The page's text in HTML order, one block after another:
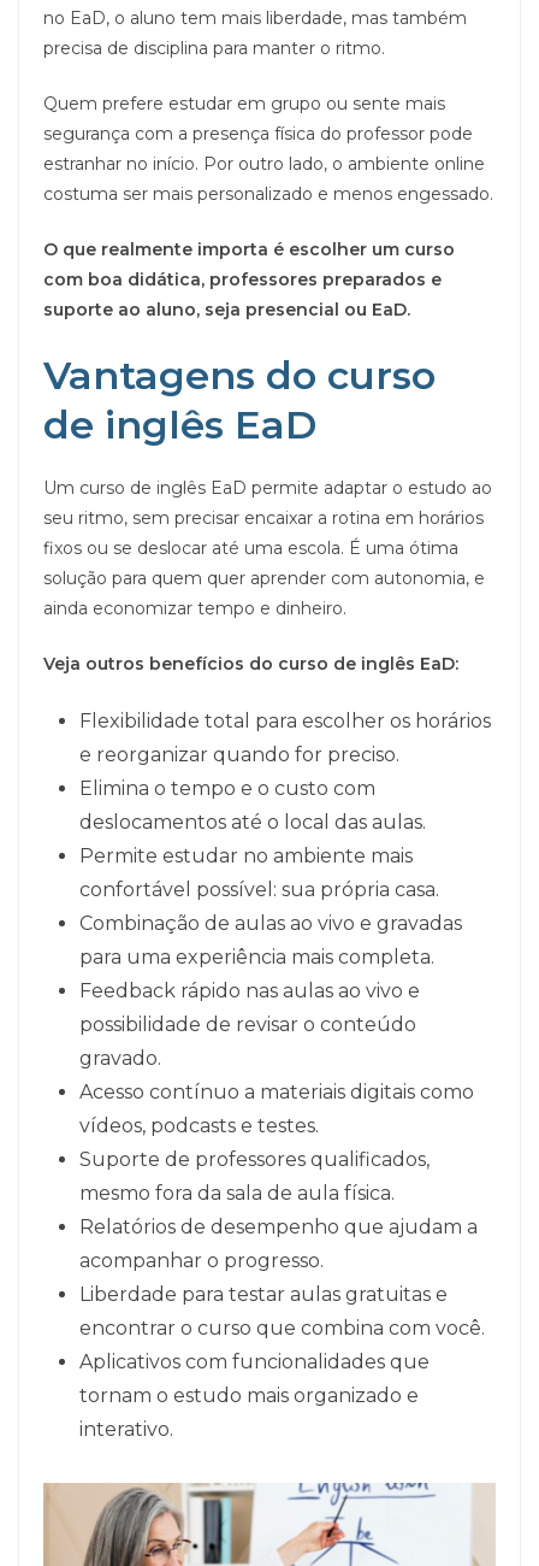
no EaD, o aluno tem mais liberdade, mas também
precisa de disciplina para manter o ritmo.
Quem prefere estudar em grupo ou sente mais
segurança com a presença física do professor pode
estranhar no início. Por outro lado, o ambiente online
costuma ser mais personalizado e menos engessado.
O que realmente importa é escolher um curso
com boa didática, professores preparados e
suporte ao aluno, seja presencial ou EaD.
Vantagens do curso
de inglês EaD
Um curso de inglês EaD permite adaptar o estudo ao
seu ritmo, sem precisar encaixar a rotina em horários
fixos ou se deslocar até uma escola. É uma ótima
solução para quem quer aprender com autonomia, e
ainda economizar tempo e dinheiro.
Veja outros benefícios do curso de inglês EaD:
Flexibilidade total para escolher os horários
e reorganizar quando for preciso.
Elimina o tempo e o custo com
deslocamentos até o local das aulas.
Permite estudar no ambiente mais
confortável possível: sua própria casa.
Combinação de aulas ao vivo e gravadas
para uma experiência mais completa.
Feedback rápido nas aulas ao vivo e
possibilidade de revisar o conteúdo
gravado.
Acesso contínuo a materiais digitais como
vídeos, podcasts e testes.
Suporte de professores qualificados,
mesmo fora da sala de aula física.
Relatórios de desempenho que ajudam a
acompanhar o progresso.
Liberdade para testar aulas gratuitas e
encontrar o curso que combina com você.
Aplicativos com funcionalidades que
tornam o estudo mais organizado e
interativo.